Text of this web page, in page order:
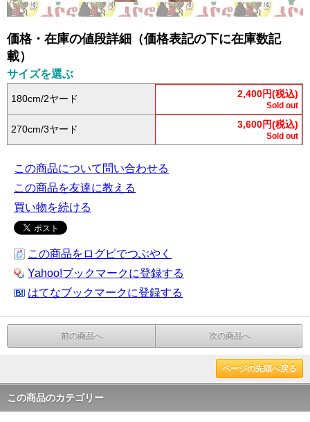
価格・在庫の値段詳細（価格表記の下に在庫数記
載）
サイズを選ぶ
180cm/2ヤード 2,400円(税込)
Sold out
270cm/3ヤード 3,600円(税込)
Sold out
この商品について問い合わせる
この商品を友達に教える
買い物を続ける
この商品をログピでつぶやく
Yahoo!ブックマークに登録する
はてなブックマークに登録する
前の商品へ 次の商品へ
ページの先頭へ戻る
この商品のカテゴリー